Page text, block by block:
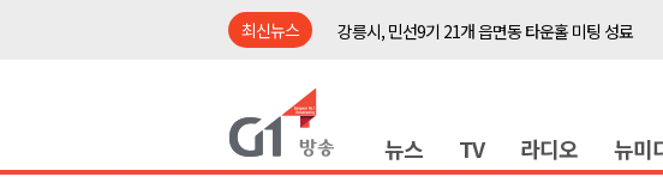
최신뉴스
강릉시, 민선9기 21개 읍면동 타운홀 미팅 성료
<강원랜드> 마카오 카지노 "복합리조트로 진화 중"
뉴스 TV 라디오 뉴미